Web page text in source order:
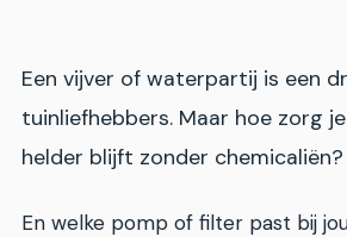
Een vijver of waterpartij is een
tuinliefhebbers. Maar hoe zorg
helder blijft zonder chemicaliën?
En welke pomp of filter past bij